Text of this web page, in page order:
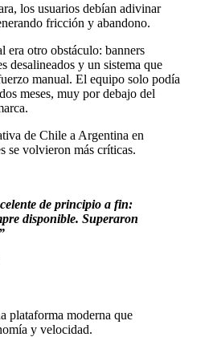
los usuarios debían adivinar
fricción y abandono.
era otro obstáculo: banners
desalineados y un sistema que
manual. El equipo solo podía
meses, muy por debajo del
de Chile a Argentina en
se volvieron más críticas.
de principio a fin:
disponible. Superaron
plataforma moderna que
y velocidad.